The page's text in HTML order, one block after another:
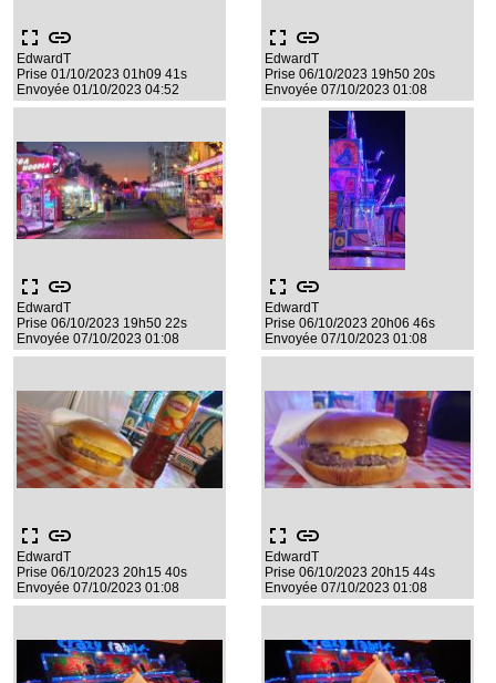
fullscreen link
EdwardT
Prise 01/10/2023 01h09 41s
Envoyée 01/10/2023 04:52
fullscreen link
EdwardT
Prise 06/10/2023 19h50 20s
Envoyée 07/10/2023 01:08
fullscreen link
EdwardT
Prise 06/10/2023 19h50 22s
Envoyée 07/10/2023 01:08
fullscreen link
EdwardT
Prise 06/10/2023 20h06 46s
Envoyée 07/10/2023 01:08
fullscreen link
EdwardT
Prise 06/10/2023 20h15 40s
Envoyée 07/10/2023 01:08
fullscreen link
EdwardT
Prise 06/10/2023 20h15 44s
Envoyée 07/10/2023 01:08